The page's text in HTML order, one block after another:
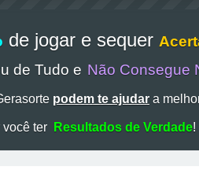
de jogar e sequer
de Tudo e Não Consegue
podem te ajudara
você ter Resultados de Verdade!